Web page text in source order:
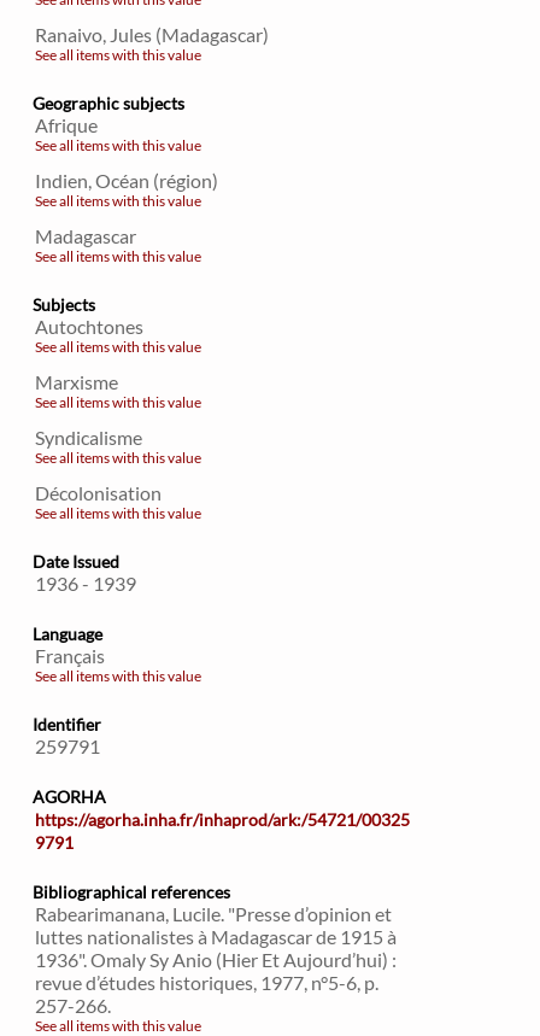
Ranaivo, Jules (Madagascar)
See all items with this value
Geographic subjects
Afrique
See all items with this value
Indien, Océan (région)
See all items with this value
Madagascar
See all items with this value
Subjects
Autochtones
See all items with this value
Marxisme
See all items with this value
Syndicalisme
See all items with this value
Décolonisation
See all items with this value
Date Issued
1936 - 1939
Language
Français
See all items with this value
Identifier
259791
AGORHA
https://agorha.inha.fr/inhaprod/ark:/54721/00325
9791
Bibliographical references
Rabearimanana, Lucile. "Presse d’opinion et
luttes nationalistes à Madagascar de 1915 à
1936". Omaly Sy Anio (Hier Et Aujourd’hui) :
revue d’études historiques, 1977, n°5-6, p.
257-266.
See all items with this value